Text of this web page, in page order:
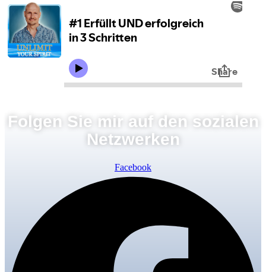
Folgen Sie mir auf den sozialen
Netzwerken
Facebook